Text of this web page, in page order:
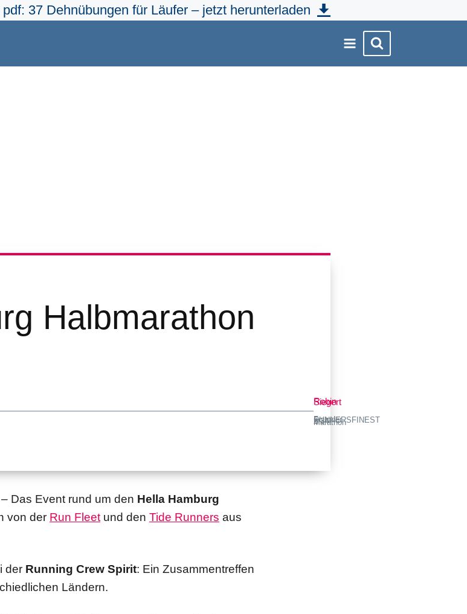
37 Dehnübungen für Läufer – jetzt herunterladen
Halbmarathon
Robin Siegert
Founder RUNNERSFINEST · 2:34 h Marathon
Das Event rund um den Hella Hamburg
von der Run Fleet und den Tide Runners aus
der Running Crew Spirit: Ein Zusammentreffen
Ländern.